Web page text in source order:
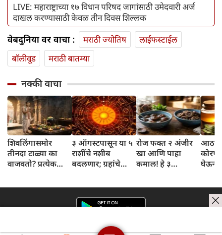
LIVE: महाराष्ट्राच्या १७ विधान परिषद जागांसाठी उमेदवारी अर्ज
दाखल करण्यासाठी केवळ तीन दिवस शिल्लक
वेबदुनिया वर वाचा : मराठी ज्योतिष
लाईफस्टाईल
बॉलीवूड
मराठी बातम्या
नक्की वाचा
शिवलिंगासमोर
तीनदा टाळ्या का
वाजवतो? प्रत्येक
३ ऑगस्टपासून या ५
राशींचे नशीब
बदलणार; ग्रहांचे
दिवसांची सुरुवात
होईल
रोज फक्त २ अंजीर
खा आणि पाहा
कमाल! हे ३
आहेत का?
घेऊन
घ्या